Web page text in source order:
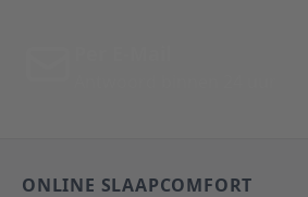
ONLINE SLAAPCOMFORT